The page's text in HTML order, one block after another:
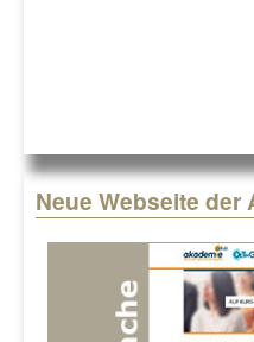
Neue Webseite der